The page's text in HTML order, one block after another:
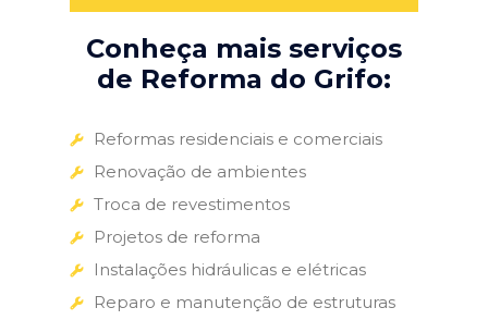
Conheça mais serviços
de Reforma do Grifo:
Reformas residenciais e comerciais
Renovação de ambientes
Troca de revestimentos
Projetos de reforma
Instalações hidráulicas e elétricas
Reparo e manutenção de estruturas